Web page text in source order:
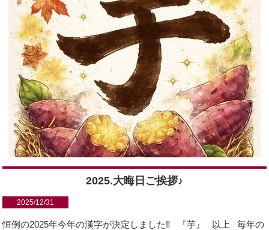
2025.大晦日ご挨拶♪
2025/12/31
恒例の2025年今年の漢字が決定しました‼️ 『芋』 以上 毎年の